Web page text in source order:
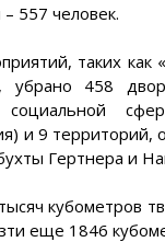
557 человек.
таких
убрано 458
социальной
и 9
Гертнера и
кубометров
еще 1846